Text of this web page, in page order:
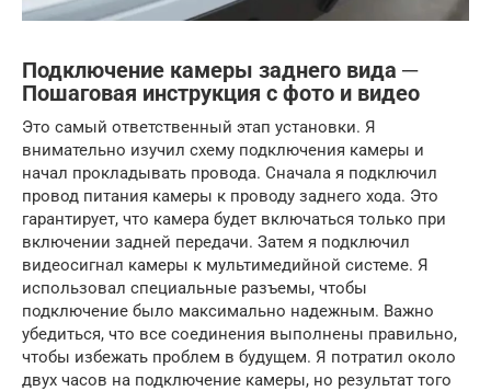
Подключение камеры заднего вида ─
Пошаговая инструкция с фото и видео
Это самый ответственный этап установки. Я
внимательно изучил схему подключения камеры и
начал прокладывать провода. Сначала я подключил
провод питания камеры к проводу заднего хода. Это
гарантирует, что камера будет включаться только при
включении задней передачи. Затем я подключил
видеосигнал камеры к мультимедийной системе. Я
использовал специальные разъемы, чтобы
подключение было максимально надежным. Важно
убедиться, что все соединения выполнены правильно,
чтобы избежать проблем в будущем. Я потратил около
двух часов на подключение камеры, но результат того